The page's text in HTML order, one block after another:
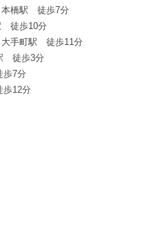
橋駅 徒歩7分
徒歩10分
手町駅 徒歩11分
徒歩3分
7分
12分